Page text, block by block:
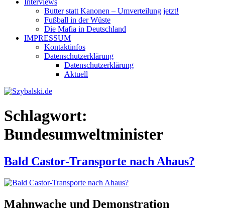
Interviews
Butter statt Kanonen – Umverteilung jetzt!
Fußball in der Wüste
Die Mafia in Deutschland
IMPRESSUM
Kontaktinfos
Datenschutzerklärung
Datenschutzerklärung
Aktuell
Schlagwort:
Bundesumweltminister
Bald Castor-Transporte nach Ahaus?
Mahnwache und Demonstration